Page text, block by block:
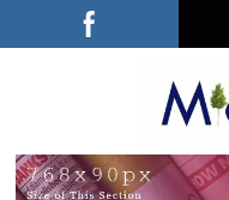
Facebook
LinkedIn